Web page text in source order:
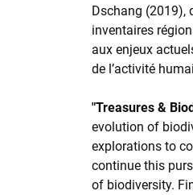
Dschang (2019),
inventaires
aux enjeux
de l’activité
"Treasures &
evolution of
explorations to
continue this
of biodiversity.